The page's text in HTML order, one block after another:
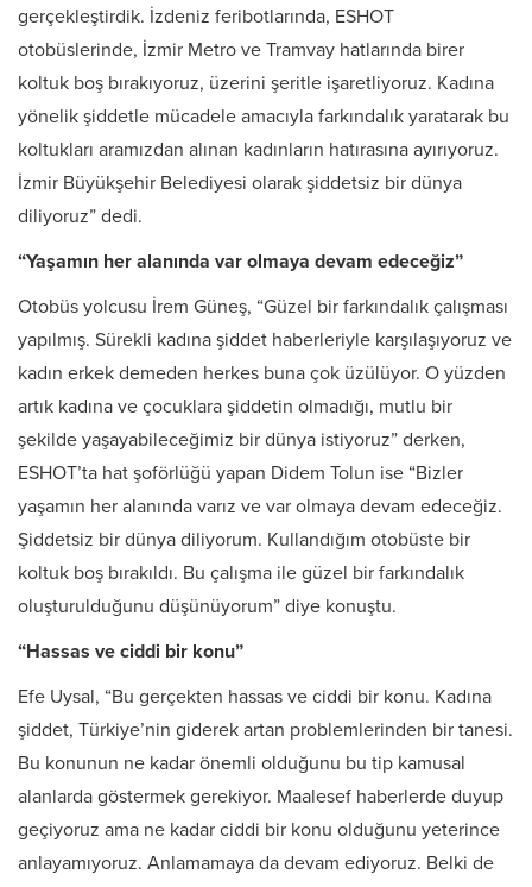
gerçekleştirdik. İzdeniz feribotlarında, ESHOT
otobüslerinde, İzmir Metro ve Tramvay hatlarında birer
koltuk boş bırakıyoruz, üzerini şeritle işaretliyoruz. Kadına
yönelik şiddetle mücadele amacıyla farkındalık yaratarak bu
koltukları aramızdan alınan kadınların hatırasına ayırıyoruz.
İzmir Büyükşehir Belediyesi olarak şiddetsiz bir dünya
diliyoruz” dedi.
“Yaşamın her alanında var olmaya devam edeceğiz”
Otobüs yolcusu İrem Güneş, “Güzel bir farkındalık çalışması
yapılmış. Sürekli kadına şiddet haberleriyle karşılaşıyoruz ve
kadın erkek demeden herkes buna çok üzülüyor. O yüzden
artık kadına ve çocuklara şiddetin olmadığı, mutlu bir
şekilde yaşayabileceğimiz bir dünya istiyoruz” derken,
ESHOT’ta hat şoförlüğü yapan Didem Tolun ise “Bizler
yaşamın her alanında varız ve var olmaya devam edeceğiz.
Şiddetsiz bir dünya diliyorum. Kullandığım otobüste bir
koltuk boş bırakıldı. Bu çalışma ile güzel bir farkındalık
oluşturulduğunu düşünüyorum” diye konuştu.
“Hassas ve ciddi bir konu”
Efe Uysal, “Bu gerçekten hassas ve ciddi bir konu. Kadına
şiddet, Türkiye’nin giderek artan problemlerinden bir tanesi.
Bu konunun ne kadar önemli olduğunu bu tip kamusal
alanlarda göstermek gerekiyor. Maalesef haberlerde duyup
geçiyoruz ama ne kadar ciddi bir konu olduğunu yeterince
anlayamıyoruz. Anlamamaya da devam ediyoruz. Belki de